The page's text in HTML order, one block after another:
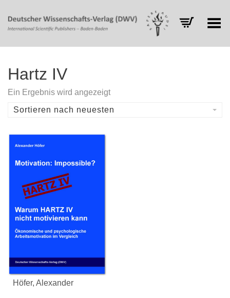
Toggle Menu
Hartz IV
Ein Ergebnis wird angezeigt
Sortieren nach neuesten
Höfer, Alexander